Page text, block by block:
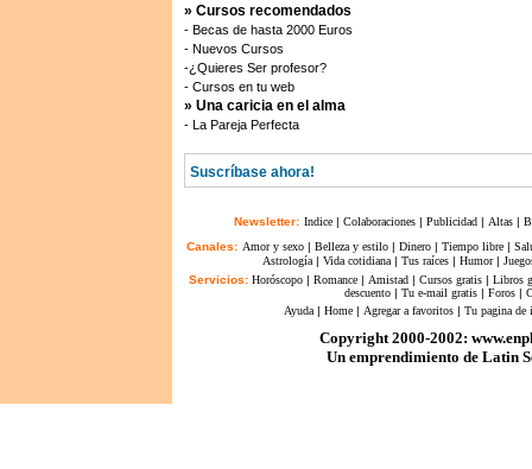
» Cursos recomendados
- Becas de hasta 2000 Euros
- Nuevos Cursos
-¿Quieres Ser profesor?
- Cursos en tu web
» Una caricia en el alma
- La Pareja Perfecta
Suscríbase ahora!
Newsletter: Indice| Colaboraciones| Publicidad| Altas|
Canales: Amor y sexo | Belleza y estilo | Dinero | Tiempo libre |
Astrología | Vida cotidiana | Tus raíces | Humor|
Servicios: Horóscopo| Romance| Amistad| Cursos gratis| Libros
descuento| Tu e-mail gratis | Foros|
Ayuda| Home| Agregar a favoritos| Tu pagina de
Copyright 2000-2002:
Un emprendimiento de Latin